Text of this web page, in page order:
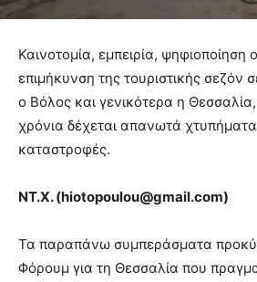
Καινοτομία, εμπειρία, ψηφιοποίηση
επιμήκυνση της τουριστικής σεζόν
ο Βόλος και γενικότερα η
χρόνια δέχεται απανωτά
καταστροφές.
ΝΤ.Χ. (hiotopoulou@gmail.com)
Τα παραπάνω συμπεράσματα
Φόρουμ για τη Θεσσαλία που